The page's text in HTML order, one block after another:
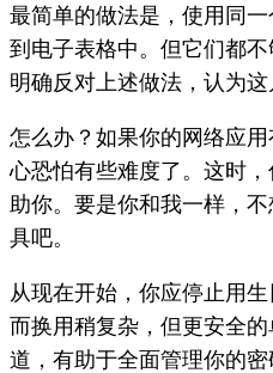
最简单的做法是，使用同
到电子表格中。但它们都
明确反对上述做法，认为这
怎么办？如果你的网络应
心恐怕有些难度了。这时
助你。要是你和我一样，
具吧。
从现在开始，你应停止用
而换用稍复杂，但更安全
道，有助于全面管理你的密